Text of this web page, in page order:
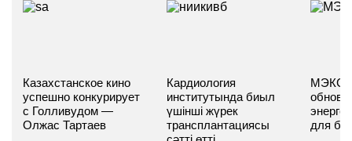
Казахстанское кино
успешно конкурирует
с Голливудом —
Олжас Тартаев
Кардиология
институтында биыл
үшінші жүрек
трансплантациясы
МЭКС -
для